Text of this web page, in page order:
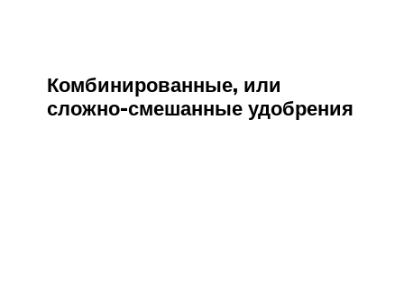
Комбинированные, или
сложно-смешанные удобрения